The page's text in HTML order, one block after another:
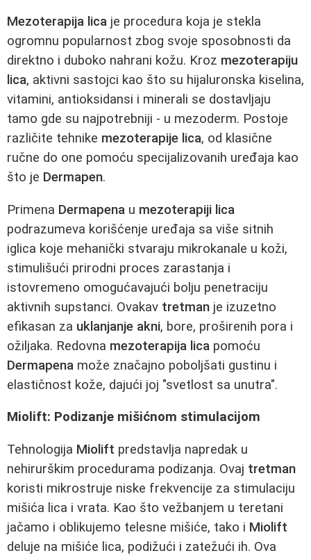
Mezoterapija lica je procedura koja je stekla
ogromnu popularnost zbog svoje sposobnosti da
direktno i duboko nahrani kožu. Kroz mezoterapiju
lica, aktivni sastojci kao što su hijaluronska kiselina,
vitamini, antioksidansi i minerali se dostavljaju
tamo gde su najpotrebniji - u mezoderm. Postoje
različite tehnike mezoterapije lica, od klasične
ručne do one pomoću specijalizovanih uređaja kao
što je Dermapen.
Primena Dermapena u mezoterapiji lica
podrazumeva korišćenje uređaja sa više sitnih
iglica koje mehanički stvaraju mikrokanale u koži,
stimulišući prirodni proces zarastanja i
istovremeno omogućavajući bolju penetraciju
aktivnih supstanci. Ovakav tretman je izuzetno
efikasan za uklanjanje akni, bore, proširenih pora i
ožiljaka. Redovna mezoterapija lica pomoću
Dermapena može značajno poboljšati gustinu i
elastičnost kože, dajući joj "svetlost sa unutra".
Miolift: Podizanje mišićnom stimulacijom
Tehnologija Miolift predstavlja napredak u
nehirurškim procedurama podizanja. Ovaj tretman
koristi mikrostruje niske frekvencije za stimulaciju
mišića lica i vrata. Kao što vežbanjem u teretani
jačamo i oblikujemo telesne mišiće, tako i Miolift
deluje na mišiće lica, podižući i zatežući ih. Ova